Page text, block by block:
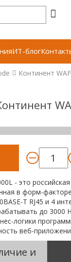
ИТ-блог
Континент WAF
- это
в форм-
T RJ45 и 4
до 3000
логики
веб-
и